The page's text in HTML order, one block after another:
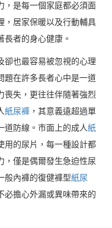
，是每一個家庭都必須面
，居家保暖以及行動輔具
者的身心健康。
卻也最容易被忽視的心理
題在許多長者心中是一道
喪失，更往往伴隨著強烈
紙尿褲 ，其意義遠超過單
道防線。市面上的成人紙
用的尿片，每一種設計都
，僅是偶爾發生急迫性尿
般內褲的復健褲型紙尿
必擔心外漏或異味帶來的